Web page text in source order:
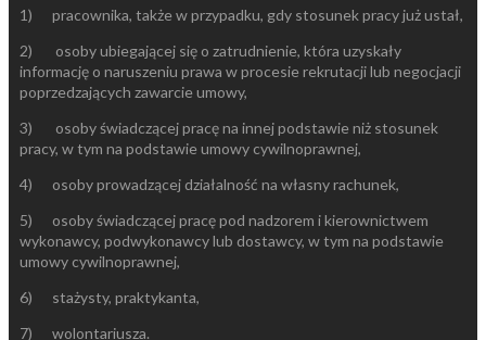
1) pracownika, także w przypadku, gdy stosunek pracy już ustał,
2) osoby ubiegającej się o zatrudnienie, która uzyskały
informację o naruszeniu prawa w procesie rekrutacji lub negocjacji
poprzedzających zawarcie umowy,
3) osoby świadczącej pracę na innej podstawie niż stosunek
pracy, w tym na podstawie umowy cywilnoprawnej,
4) osoby prowadzącej działalność na własny rachunek,
5) osoby świadczącej pracę pod nadzorem i kierownictwem
wykonawcy, podwykonawcy lub dostawcy, w tym na podstawie
umowy cywilnoprawnej,
6) stażysty, praktykanta,
7) wolontariusza.